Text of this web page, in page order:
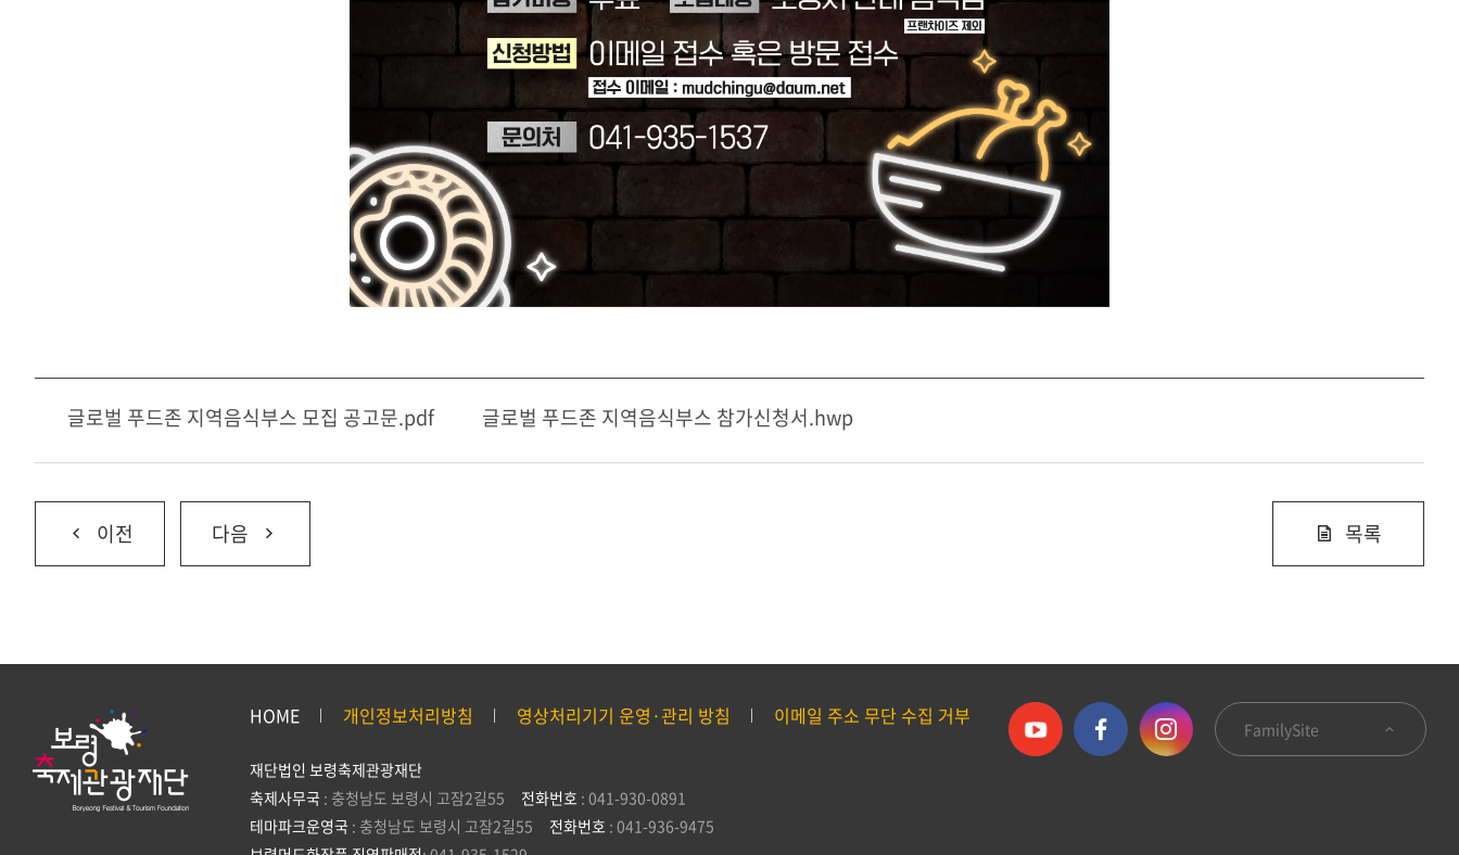
글로벌 푸드존 지역음식부스 모집 공고문.pdf 글로벌 푸드존 지역음식부스 참가신청서.hwp
이전 다음 목록
HOME 개인정보처리방침 영상처리기기 운영·관리 방침 이메일 주소 무단 수집 거부
재단법인 보령축제관광재단
축제사무국 : 충청남도 보령시 고잠2길55 전화번호 : 041-930-0891
테마파크운영국 : 충청남도 보령시 고잠2길55 전화번호 : 041-936-9475
FamilySite